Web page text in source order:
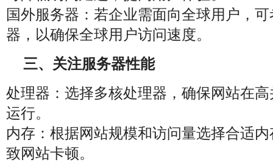
国外服务器：若企业需面向全球用户，
器，以确保全球用户访问速度。
三、关注服务器性能
处理器：选择多核处理器，确保网站在
运行。
内存：根据网站规模和访问量选择合适
致网站卡顿。